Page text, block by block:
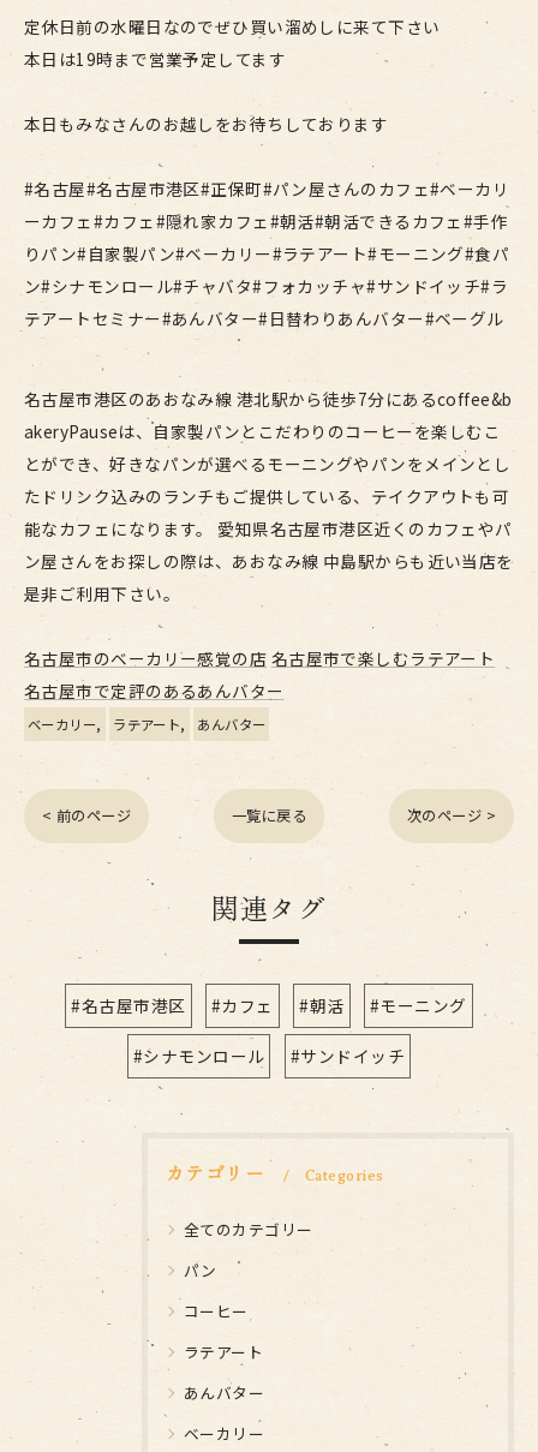
定休日前の水曜日なのでぜひ買い溜めしに来て下さい
本日は19時まで営業予定してます
本日もみなさんのお越しをお待ちしております
#名古屋#名古屋市港区#正保町#パン屋さんのカフェ#ベーカリ
ーカフェ#カフェ#隠れ家カフェ#朝活#朝活できるカフェ#手作
りパン#自家製パン#ベーカリー#ラテアート#モーニング#食パ
ン#シナモンロール#チャバタ#フォカッチャ#サンドイッチ#ラ
テアートセミナー#あんバター#日替わりあんバター#ベーグル
名古屋市港区のあおなみ線 港北駅から徒歩7分にあるcoffee&b
akeryPauseは、自家製パンとこだわりのコーヒーを楽しむこ
とができ、好きなパンが選べるモーニングやパンをメインとし
たドリンク込みのランチもご提供している、テイクアウトも可
能なカフェになります。 愛知県名古屋市港区近くのカフェやパ
ン屋さんをお探しの際は、あおなみ線 中島駅からも近い当店を
是非ご利用下さい。
名古屋市のベーカリー感覚の店 名古屋市で楽しむラテアート
名古屋市で定評のあるあんバター
ベーカリー ラテアート あんバター
< 前のページ 一覧に戻る 次のページ >
関連タグ
#名古屋市港区 #カフェ #朝活 #モーニング
#シナモンロール #サンドイッチ
カテゴリー Categories
全てのカテゴリー
パン
コーヒー
ラテアート
あんバター
ベーカリー